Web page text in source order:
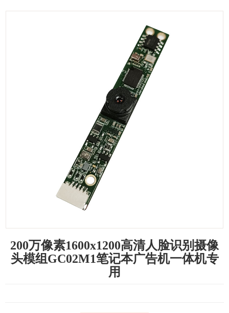
200万像素1600x1200高清人脸识别摄像
头模组GC02M1笔记本广告机一体机专
用